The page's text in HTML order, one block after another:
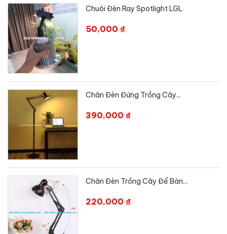
Chuôi Đèn Ray Spotlight LGL
50,000 ₫
Chân Đèn Đứng Trồng Cây...
390,000 ₫
Chân Đèn Trồng Cây Để Bàn...
220,000 ₫